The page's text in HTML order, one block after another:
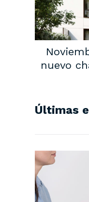
nuevo
Últimas